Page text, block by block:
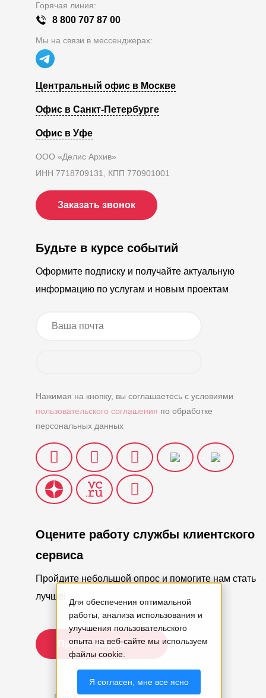
Горячая линия:
8 800 707 87 00
Мы на связи в мессенджерах:
Центральный офис в Москве
Офис в Санкт-Петербурге
Офис в Уфе
ООО «Делис Архив»
ИНН 7718709131, КПП 770901001
Заказать звонок
Будьте в курсе событий
Оформите подписку и получайте актуальную
информацию по услугам и новым проектам
Нажимая на кнопку, вы соглашаетесь с условиями
пользовательского соглашения по обработке
персональных данных
Оцените работу службы клиентского
сервиса
Пройдите небольшой опрос и помогите нам стать
лучше!
Пройти опрос
Для обеспечения оптимальной
работы, анализа использования и
улучшения пользовательского
опыта на веб-сайте мы используем
файлы cookie.
Я согласен, мне все ясно